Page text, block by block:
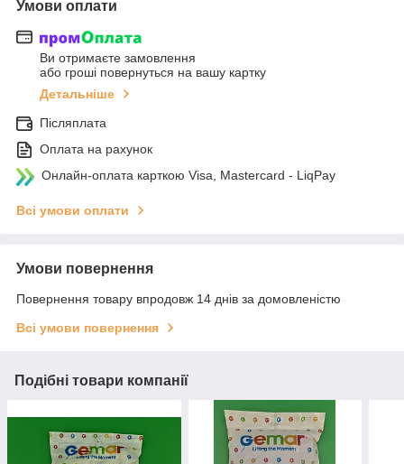
Умови оплати
Ви отримаєте замовлення
або гроші повернуться на вашу картку
Детальніше
Післяплата
Оплата на рахунок
Онлайн-оплата карткою Visa, Mastercard - LiqPay
Всі умови оплати
Умови повернення
Повернення товару впродовж 14 днів за домовленістю
Всі умови повернення
Подібні товари компанії